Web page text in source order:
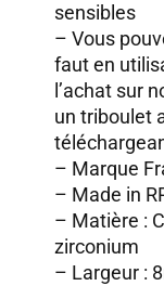
sensibles
– Vous
faut en
l’achat sur
un triboulet
– Marque
– Made in
– Matière :
zirconium
– Largeur :